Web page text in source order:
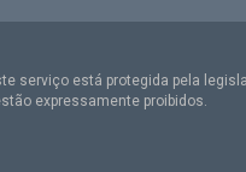
serviço está protegida pela
expressamente proibidos.